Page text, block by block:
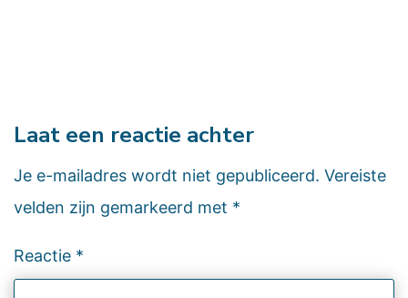
Laat een reactie achter
Je e-mailadres wordt niet gepubliceerd. Vereiste
velden zijn gemarkeerd met *
Reactie *